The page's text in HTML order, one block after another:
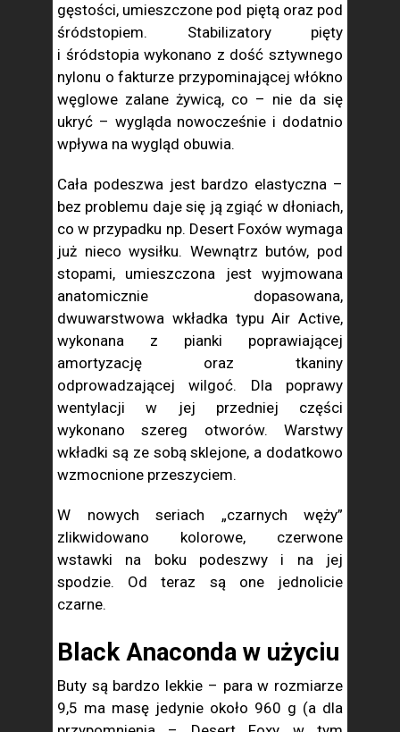
gęstości, umieszczone pod piętą oraz pod
śródstopiem. Stabilizatory pięty
i śródstopia wykonano z dość sztywnego
nylonu o fakturze przypominającej włókno
węglowe zalane żywicą, co – nie da się
ukryć – wygląda nowocześnie i dodatnio
wpływa na wygląd obuwia.
Cała podeszwa jest bardzo elastyczna –
bez problemu daje się ją zgiąć w dłoniach,
co w przypadku np. Desert Foxów wymaga
już nieco wysiłku. Wewnątrz butów, pod
stopami, umieszczona jest wyjmowana
anatomicznie dopasowana,
dwuwarstwowa wkładka typu Air Active,
wykonana z pianki poprawiającej
amortyzację oraz tkaniny
odprowadzającej wilgoć. Dla poprawy
wentylacji w jej przedniej części
wykonano szereg otworów. Warstwy
wkładki są ze sobą sklejone, a dodatkowo
wzmocnione przeszyciem.
W nowych seriach „czarnych węży”
zlikwidowano kolorowe, czerwone
wstawki na boku podeszwy i na jej
spodzie. Od teraz są one jednolicie
czarne.
Black Anaconda w użyciu
Buty są bardzo lekkie – para w rozmiarze
9,5 ma masę jedynie około 960 g (a dla